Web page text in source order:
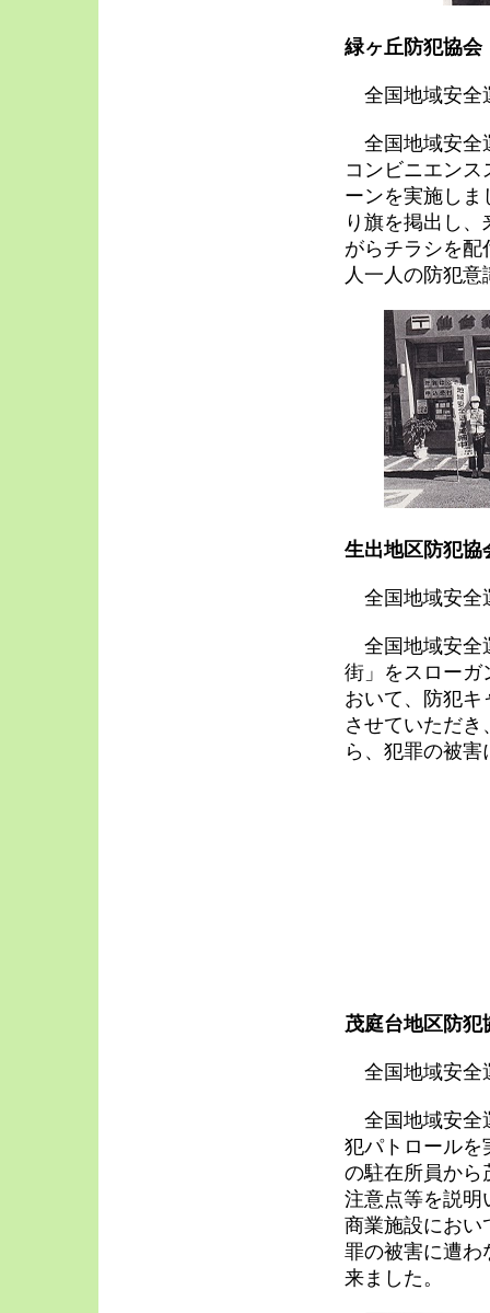
緑ヶ丘防犯協会
全国地域安全
全国地域安全
コンビニエン
ーンを実施しま
り旗を掲出し
がらチラシを配
人一人の防犯
生出地区防犯協
全国地域安全
全国地域安全
街」をスローガ
おいて、防犯キ
させていただ
ら、犯罪の被
茂庭台地区防犯
全国地域安
全国地域安全
犯パトロールを
の駐在所員から
注意点等を説明
商業施設におい
罪の被害に遭わ
来ました。